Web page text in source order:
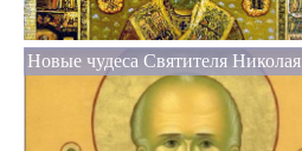
Новые чудеса Святителя Николая